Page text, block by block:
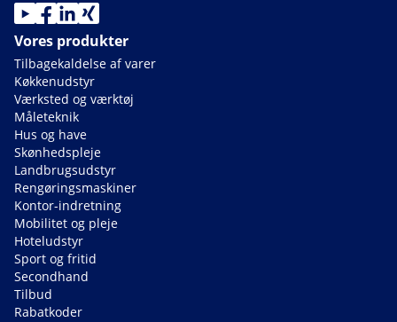
Vores produkter
Tilbagekaldelse af varer
Køkkenudstyr
Værksted og værktøj
Måleteknik
Hus og have
Skønhedspleje
Landbrugsudstyr
Rengøringsmaskiner
Kontor-indretning
Mobilitet og pleje
Hoteludstyr
Sport og fritid
Secondhand
Tilbud
Rabatkoder